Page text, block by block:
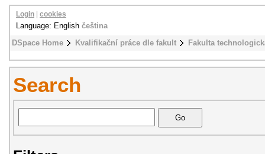
DSpace Home Kvalifikační práce dle fakult Fakulta
Login cookies
Language: English čeština
Search